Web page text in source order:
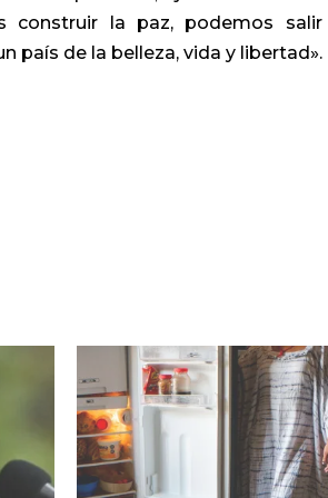
construir la paz, podemos
país de la belleza, vida y libertad».